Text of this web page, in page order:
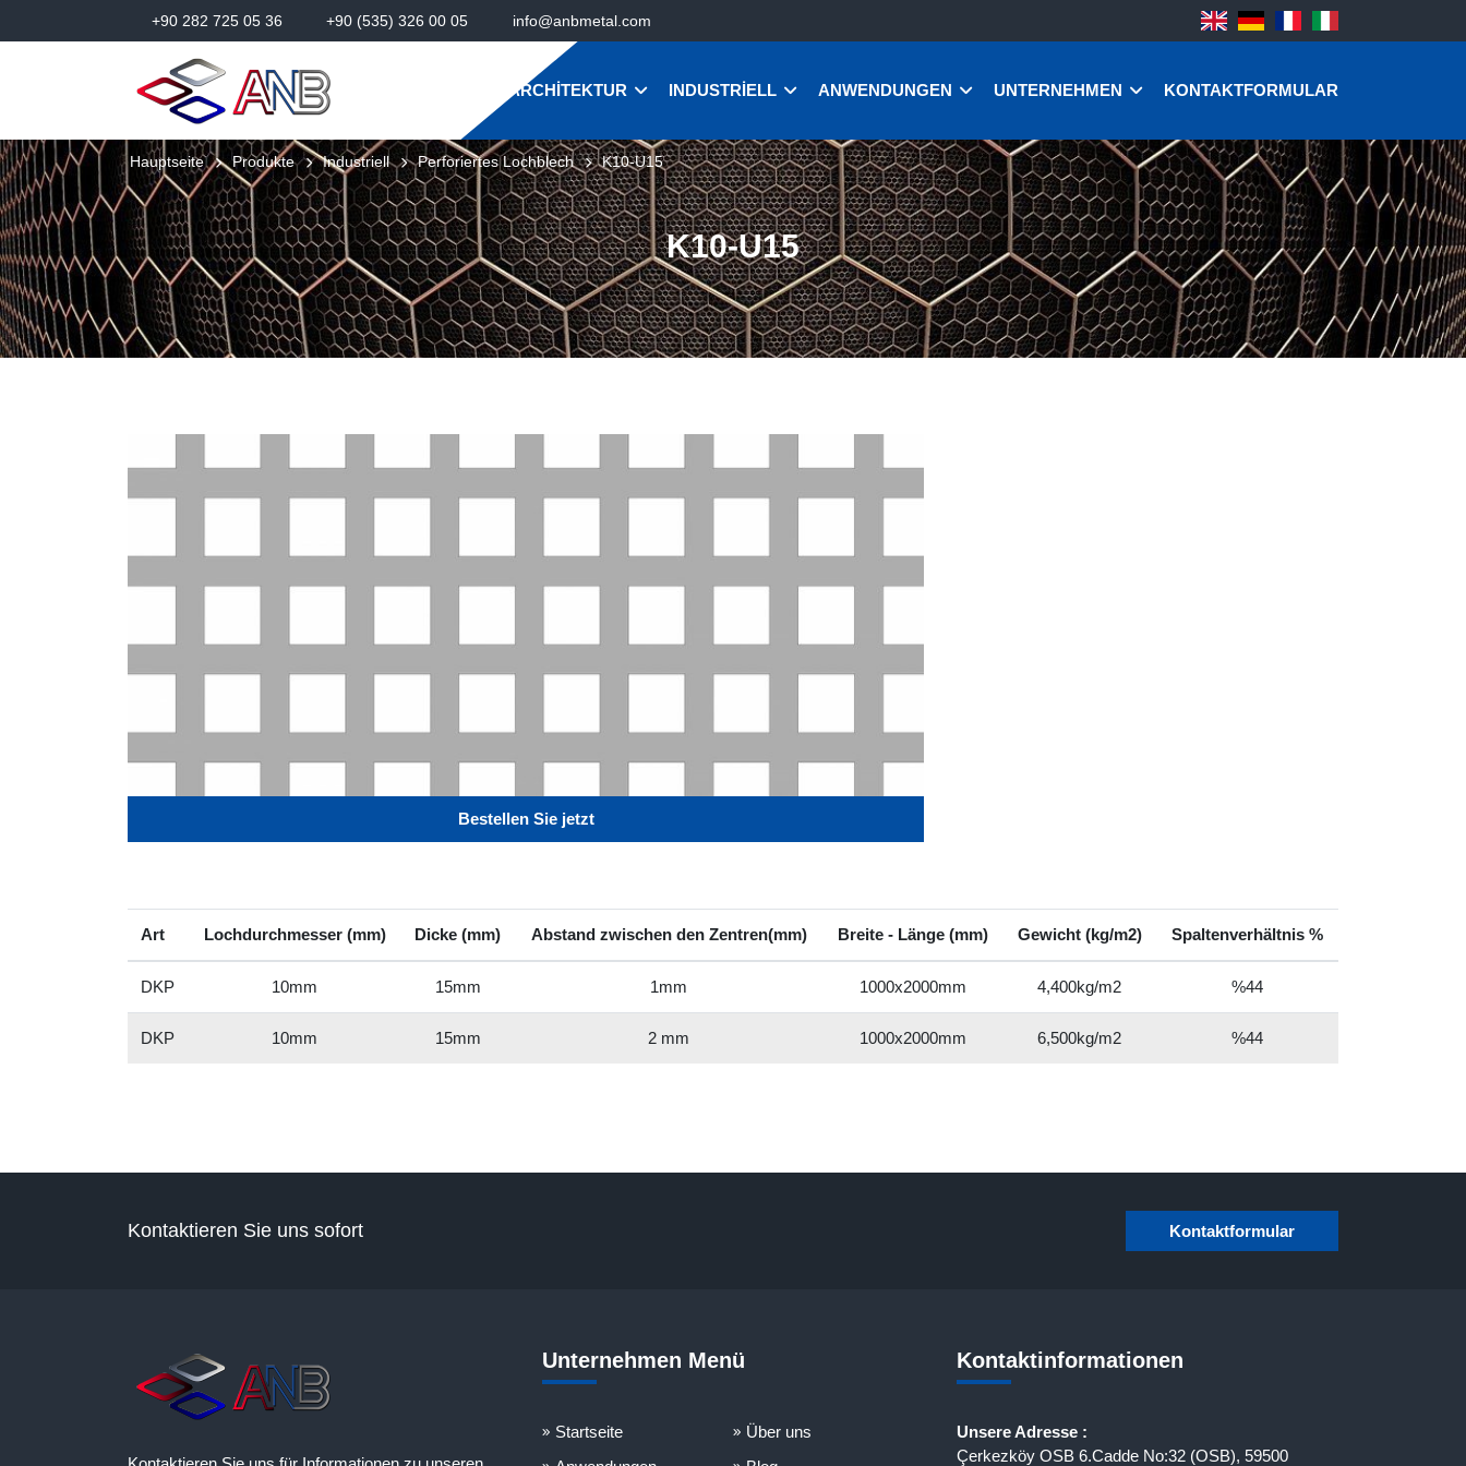
+90 282 725 05 36 +90 (535) 326 00 05 info@anbmetal.com
ARCHITEKTUR INDUSTRIELL ANWENDUNGEN UNTERNEHMEN KONTAKTFORMULAR
K10-U15
Hauptseite Produkte Industriell Perforiertes Lochblech K10-U15
Bestellen Sie jetzt
Art Lochdurchmesser (mm) Dicke (mm) Abstand zwischen den Zentren(mm) Breite - Länge (mm) Gewicht (kg/m2) Spaltenverhältnis %
DKP 10mm 15mm 1mm 1000x2000mm 4,400kg/m2 %44
DKP 10mm 15mm 2 mm 1000x2000mm 6,500kg/m2 %44
Kontaktieren Sie uns sofort Kontaktformular
Unternehmen Menü
Startseite
Über uns
Kontaktinformationen
Unsere Adresse :
Çerkezköy OSB 6.Cadde No:32 (OSB), 59500